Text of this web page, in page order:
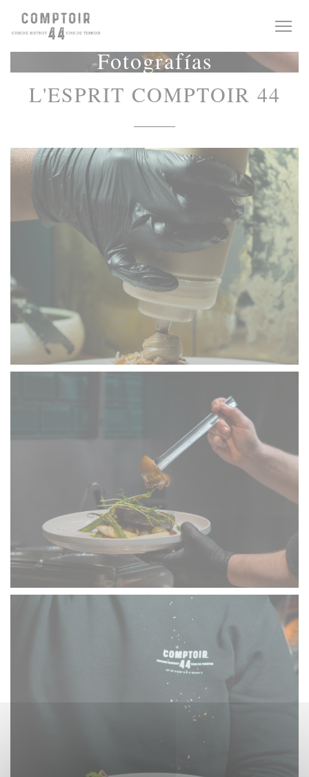
Personalización de sus opciones de cookies
Fotografías
L'ESPRIT COMPTOIR 44